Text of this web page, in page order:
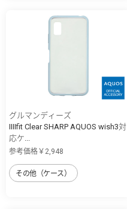
グルマンディーズ
IIIIfit Clear SHARP AQUOS wish3対
応ケ...
参考価格￥2,948
その他（ケース）